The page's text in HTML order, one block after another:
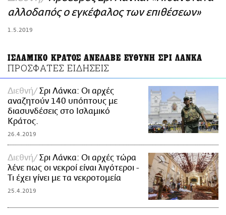
ΑΜΠΑ
PRINT
αλλοδαπός ο εγκέφαλος των επιθέσεων»
1.5.2019
ΙΣΛΑΜΙΚΟ ΚΡΑΤΟΣ ΑΝΕΛΑΒΕ ΕΥΘΥΝΗ ΣΡΙ ΛΑΝΚΑ
ΠΡΟΣΦΑΤΕΣ ΕΙΔΗΣΕΙΣ
Διεθνή
Σρι Λάνκα: Οι αρχές
αναζητούν 140 υπόπτους με
διασυνδέσεις στο Ισλαμικό
Κράτος.
26.4.2019
Διεθνή
Σρι Λάνκα: Οι αρχές τώρα
λένε πως οι νεκροί είναι λιγότεροι -
Τι έχει γίνει με τα νεκροτομεία
25.4.2019